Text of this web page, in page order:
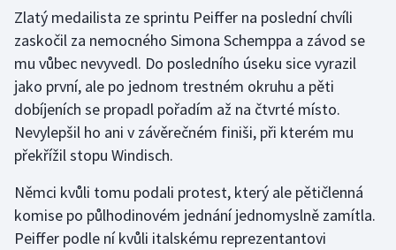
Florbal
Futsal
Golf
Gymnastika
Jezdectví
Zlatý medailista ze sprintu Peiffer na poslední chvíli
zaskočil za nemocného Simona Schemppa a závod se
mu vůbec nevyvedl. Do posledního úseku sice vyrazil
jako první, ale po jednom trestném okruhu a pěti
dobíjeních se propadl pořadím až na čtvrté místo.
Nevylepšil ho ani v závěrečném finiši, při kterém mu
překřížil stopu Windisch.
Němci kvůli tomu podali protest, který ale pětičlenná
komise po půlhodinovém jednání jednomyslně zamítla.
Peiffer podle ní kvůli italskému reprezentantovi